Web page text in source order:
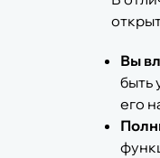
Вы
быть
его